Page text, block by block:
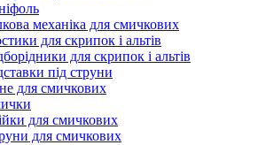
механіка для смичкових
для скрипок і альтів
для скрипок і альтів
під струни
для смичкових
для смичкових
для смичкових